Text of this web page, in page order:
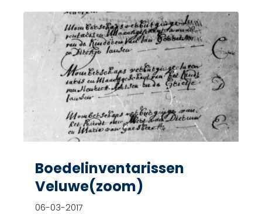
Boedelinventarissen
Veluwe(zoom)
06-03-2017